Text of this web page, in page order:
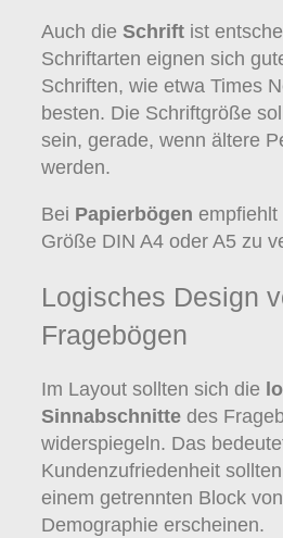
Auch die Schrift ist
Schriftarten eignen sich
Schriften, wie etwa Times
besten. Die Schriftgröße
sein, gerade, wenn ältere
werden.
Bei Papierbögen empfiehlt
Größe DIN A4 oder A5 zu
Logisches Design
Fragebögen
Im Layout sollten sich die
Sinnabschnitte des
widerspiegeln. Das
Kundenzufriedenheit
einem getrennten Block
Demographie erscheinen.